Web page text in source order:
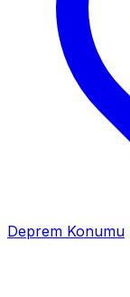
Deprem Konumu